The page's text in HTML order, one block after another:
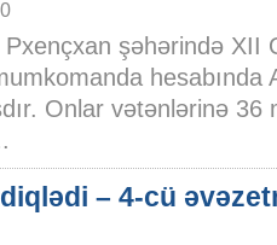
Pxençxan şəhərində XII
hesabında
Onlar vətənlərinə 36
– 4-cü